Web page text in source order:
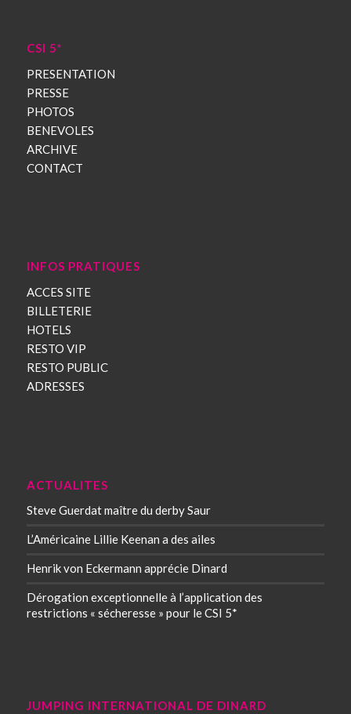
CSI 5*
PRESENTATION
PRESSE
PHOTOS
BENEVOLES
ARCHIVE
CONTACT
INFOS PRATIQUES
ACCES SITE
BILLETERIE
HOTELS
RESTO VIP
RESTO PUBLIC
ADRESSES
ACTUALITES
Steve Guerdat maître du derby Saur
L’Américaine Lillie Keenan a des ailes
Henrik von Eckermann apprécie Dinard
Dérogation exceptionnelle à l’application des
restrictions « sécheresse » pour le CSI 5*
JUMPING INTERNATIONAL DE DINARD